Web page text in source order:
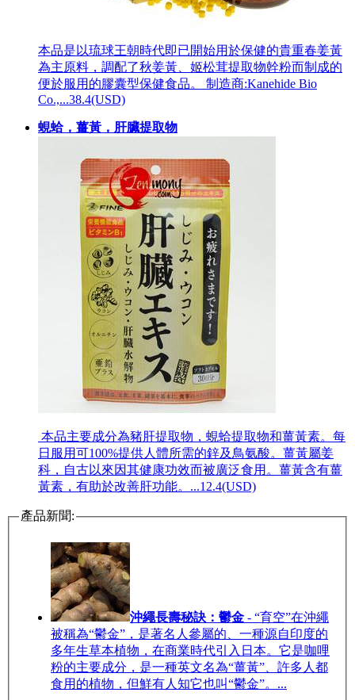
本品是以琉球王朝時代即已開始用於保健的貴重春姜黃
為主原料，調配了秋姜黃、姬松茸提取物幹粉而制成的
便於服用的膠囊型保健食品。 制造商:Kanehide Bio
Co.,...38.4(USD)
蜆蛤，薑黃，肝臟提取物
本品主要成分為豬肝提取物，蜆蛤提取物和薑黃素。每
日服用可100%提供人體所需的鋅及鳥氨酸。薑黃屬姜
科，自古以來因其健康功效而被廣泛食用。薑黃含有薑
黃素，有助於改善肝功能。...12.4(USD)
產品新聞:
沖繩長壽秘訣：鬱金 - “育空”在沖繩
被稱為“鬱金”，是著名人參屬的、一種源自印度的
多年生草本植物，在商業時代引入日本。它是咖哩
粉的主要成分，是一種英文名為“薑黃”、許多人都
食用的植物，但鮮有人知它也叫“鬱金”。...